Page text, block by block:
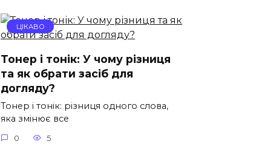
ЦІКАВО
Тонер і тонік: У чому різниця
та як обрати засіб для
догляду?
Тонер і тонік: різниця одного слова,
яка змінює все
0 5